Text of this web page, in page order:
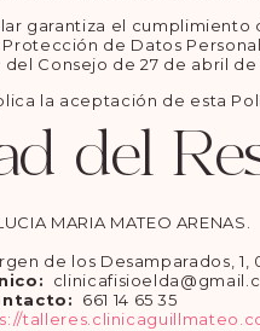
garantiza el
de Datos
Consejo de 27 de abril
la aceptación de esta
del
MARIA MATEO ARENAS.
de los Desamparados, 1,
661 14 65 35